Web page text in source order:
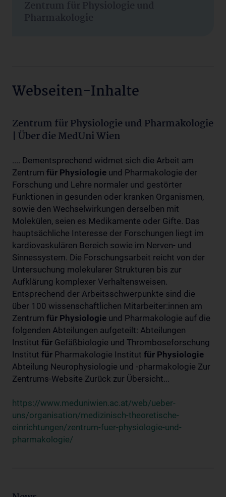
Zentrum für Physiologie und
Pharmakologie
Webseiten-Inhalte
Zentrum für Physiologie und Pharmakologie
| Über die MedUni Wien
.... Dementsprechend widmet sich die Arbeit am
Zentrum für Physiologie und Pharmakologie der
Forschung und Lehre normaler und gestörter
Funktionen in gesunden oder kranken Organismen,
sowie den Wechselwirkungen derselben mit
Molekülen, seien es Medikamente oder Gifte. Das
hauptsächliche Interesse der Forschungen liegt im
kardiovaskulären Bereich sowie im Nerven- und
Sinnessystem. Die Forschungsarbeit reicht von der
Untersuchung molekularer Strukturen bis zur
Aufklärung komplexer Verhaltensweisen.
Entsprechend der Arbeitsschwerpunkte sind die
über 100 wissenschaftlichen Mitarbeiter:innen am
Zentrum für Physiologie und Pharmakologie auf die
folgenden Abteilungen aufgeteilt: Abteilungen
Institut für Gefäßbiologie und Thromboseforschung
Institut für Pharmakologie Institut für Physiologie
Abteilung Neurophysiologie und -pharmakologie Zur
Zentrums-Website Zurück zur Übersicht...
https://www.meduniwien.ac.at/web/ueber-
uns/organisation/medizinisch-theoretische-
einrichtungen/zentrum-fuer-physiologie-und-
pharmakologie/